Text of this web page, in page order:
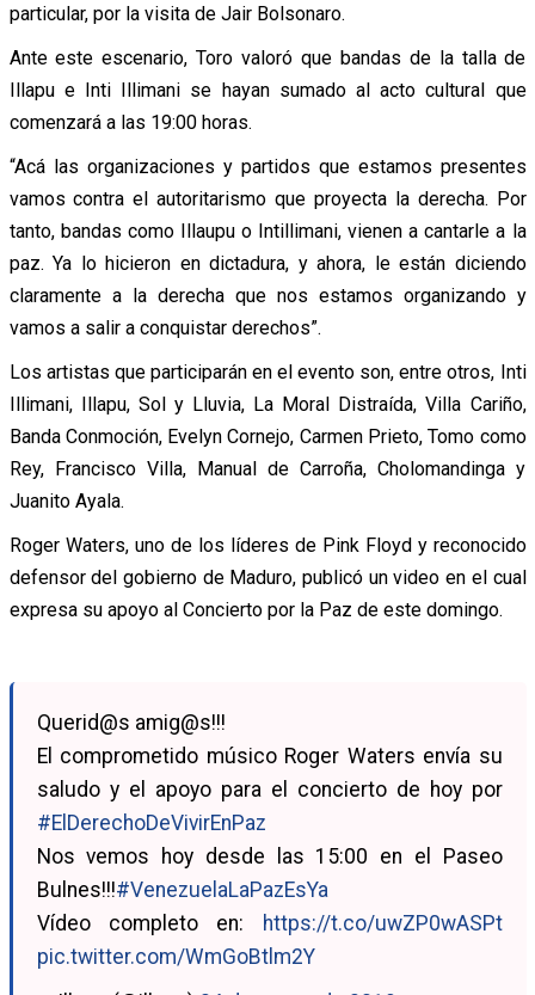
particular, por la visita de Jair Bolsonaro.
Ante este escenario, Toro valoró que bandas de la talla de
Illapu e Inti Illimani se hayan sumado al acto cultural que
comenzará a las 19:00 horas.
“Acá las organizaciones y partidos que estamos presentes
vamos contra el autoritarismo que proyecta la derecha. Por
tanto, bandas como Illaupu o Intillimani, vienen a cantarle a la
paz. Ya lo hicieron en dictadura, y ahora, le están diciendo
claramente a la derecha que nos estamos organizando y
vamos a salir a conquistar derechos”.
Los artistas que participarán en el evento son, entre otros, Inti
Illimani, Illapu, Sol y Lluvia, La Moral Distraída, Villa Cariño,
Banda Conmoción, Evelyn Cornejo, Carmen Prieto, Tomo como
Rey, Francisco Villa, Manual de Carroña, Cholomandinga y
Juanito Ayala.
Roger Waters, uno de los líderes de Pink Floyd y reconocido
defensor del gobierno de Maduro, publicó un video en el cual
expresa su apoyo al Concierto por la Paz de este domingo.
Querid@s amig@s!!!
El comprometido músico Roger Waters envía su
saludo y el apoyo para el concierto de hoy por
#ElDerechoDeVivirEnPaz
Nos vemos hoy desde las 15:00 en el Paseo
Bulnes!!!#VenezuelaLaPazEsYa
Vídeo completo en:
https://t.co/uwZP0wASPt
pic.twitter.com/WmGoBtlm2Y